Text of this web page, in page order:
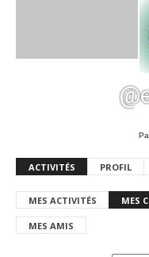
ACTIVITÉS PROFIL
MES ACTIVITÉS MES
MES AMIS